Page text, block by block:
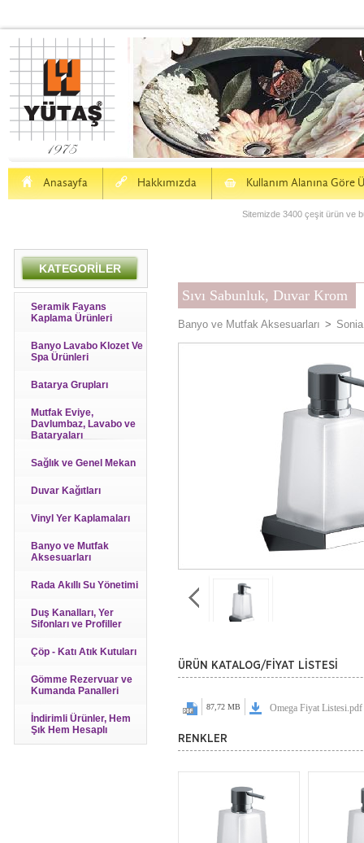
Anasayfa
H Hakkımızda
a Kullanım Alanına Göre
S
Sitemizde 3400 çeşit ürün ve
KATEGORİLER
Seramik Fayans
Kaplama Ürünleri
Banyo Lavabo Klozet Ve
Spa Ürünleri
Batarya Grupları
Mutfak Eviye,
Davlumbaz, Lavabo ve
Bataryaları
Sağlık ve Genel Mekan
Duvar Kağıtları
Vinyl Yer Kaplamaları
Banyo ve Mutfak
Aksesuarları
Rada Akıllı Su Yönetimi
Duş Kanalları, Yer
Sifonları ve Profiller
Çöp - Katı Atık Kutuları
Gömme Rezervuar ve
Kumanda Panalleri
İndirimli Ürünler, Hem
Şık Hem Hesaplı
Sıvı Sabunluk, Duvar Krom
Banyo ve Mutfak Aksesuarları >
ÜRÜN KATALOG/FİYAT LİSTESİ
87,72 MB Omega Fiyat Listesi.pdf
RENKLER